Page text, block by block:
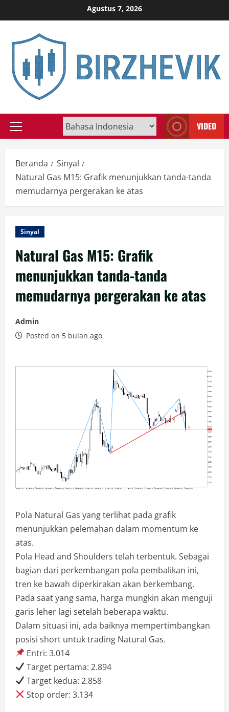
to
Agustus 7, 2026
Primary
VIDEO
Beranda
Sinyal
Natural Gas M15: Grafik menunjukkan tanda-tanda
memudarnya pergerakan ke atas
Sinyal
Natural Gas M15: Grafik
menunjukkan tanda-tanda
memudarnya pergerakan ke atas
Admin
Posted on 5 bulan ago
Pola Natural Gas yang terlihat pada grafik
menunjukkan pelemahan dalam momentum ke
atas.
Pola Head and Shoulders telah terbentuk. Sebagai
bagian dari perkembangan pola pembalikan ini,
tren ke bawah diperkirakan akan berkembang.
Pada saat yang sama, harga mungkin akan menguji
garis leher lagi setelah beberapa waktu.
Dalam situasi ini, ada baiknya mempertimbangkan
posisi short untuk trading Natural Gas.
Entri: 3.014
Target pertama: 2.894
Target kedua: 2.858
Stop order: 3.134